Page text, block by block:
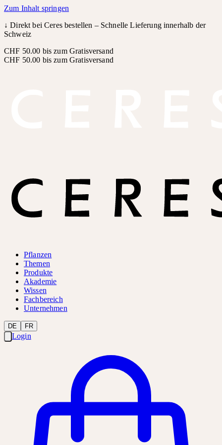
Zum Inhalt springen
↓Direkt bei Ceres bestellen – Schnelle Lieferung innerhalb der
Schweiz
CHF 50.00 bis zum Gratisversand
CHF 50.00 bis zum Gratisversand
Pflanzen
Themen
Produkte
Akademie
Wissen
Fachbereich
Unternehmen
DE FR
Login